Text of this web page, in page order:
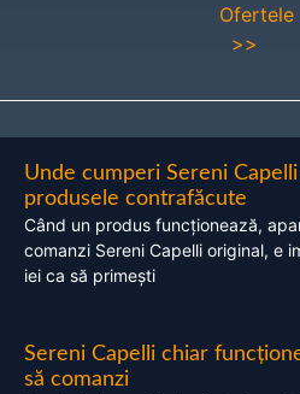
Ofertele
>>
Unde cumperi Sereni
produsele contrafăcute
Când un produs funcționează,
comanzi Sereni Capelli original, e
iei ca să primești
Sereni Capelli chiar
să comanzi